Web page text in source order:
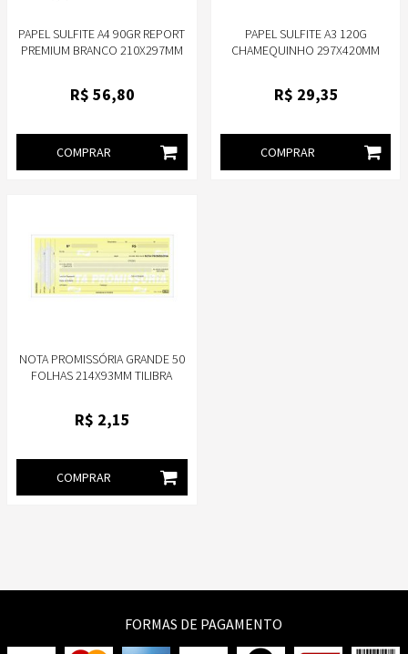
PAPEL SULFITE A4 90GR REPORT
PREMIUM BRANCO 210X297MM
R$ 56,80
COMPRAR
PAPEL SULFITE A3 120G
CHAMEQUINHO 297X420MM
R$ 29,35
COMPRAR
NOTA PROMISSÓRIA GRANDE 50
FOLHAS 214X93MM TILIBRA
R$ 2,15
COMPRAR
FORMAS DE PAGAMENTO